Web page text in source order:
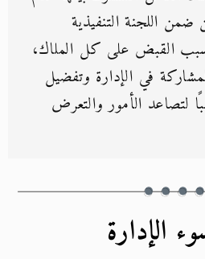
ضمن اللجنة التنفيذية
بسبب القبض على كل الملاك،
في الإدارة وتفضيل
لتصاعد الأمور والتعرض
الإدارة